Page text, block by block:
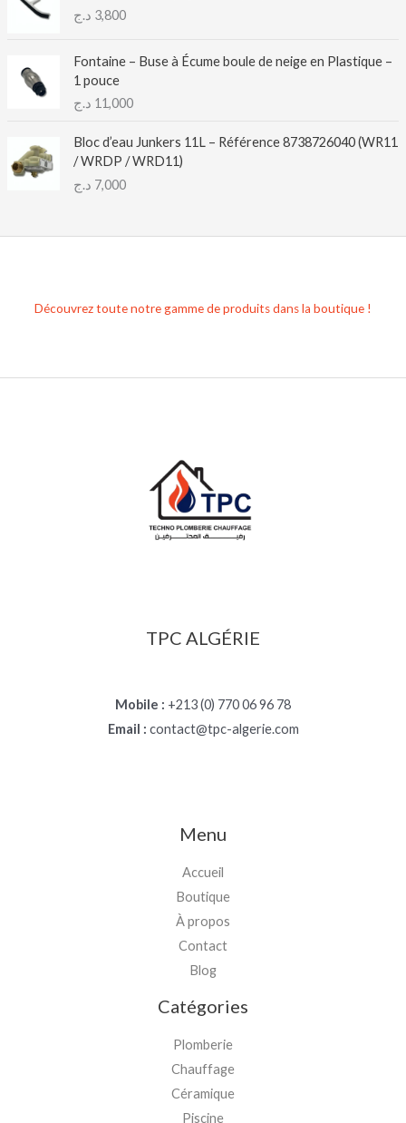
3,800 د.ج
Fontaine – Buse à Écume boule de neige en Plastique –
1 pouce
11,000 د.ج
Bloc d’eau Junkers 11L – Référence 8738726040 (WR11
/ WRDP / WRD11)
7,000 د.ج
Découvrez toute notre gamme de produits dans la boutique !
TPC ALGÉRIE
Mobile : +213 (0) 770 06 96 78
Email : contact@tpc-algerie.com
Menu
Accueil
Boutique
À propos
Contact
Blog
Catégories
Plomberie
Chauffage
Céramique
Piscine